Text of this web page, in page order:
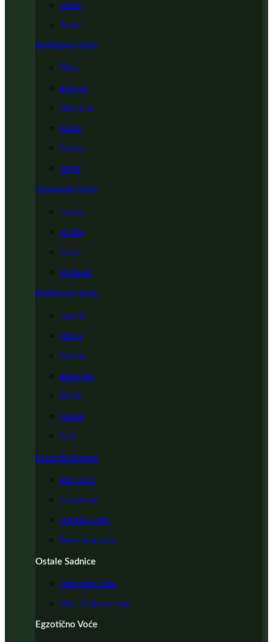
Lešnik
Badem
Koštičavo Voće
Šljiva
Breskva
Nektarina
Kajsija
Trešnja
Višnja
Jabučasto Voće
Jabuka
Kruška
Dunja
Mušmula
Bobičasto Voće
Jagode
Maline
Kupine
Borovnice
Ribizle
Aronija
Dud
Lozni Kalemovi
Bele Sorte
Crne Sorte
Hibridne sorte
Besemene sorte
Ostale Sadnice
Autohtone sorte
Mini i Stubasto voće
Egzotično Voće